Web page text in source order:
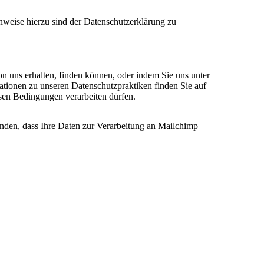
hierzu sind der Datenschutzerklärung zu
uns erhalten, finden können, oder indem Sie uns unter
zu unseren Datenschutzpraktiken finden Sie auf
Bedingungen verarbeiten dürfen.
dass Ihre Daten zur Verarbeitung an Mailchimp